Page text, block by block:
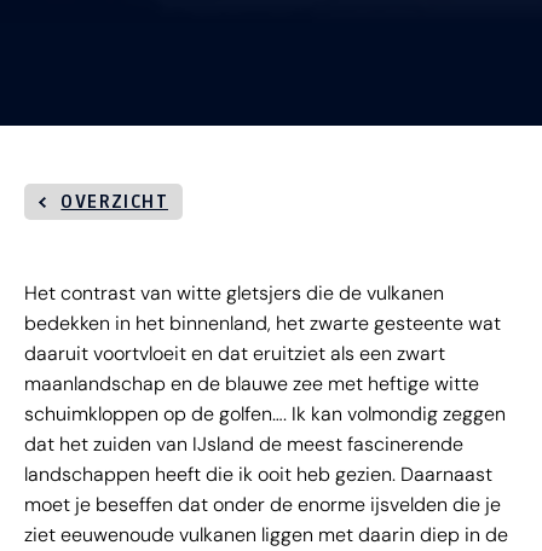
OVERZICHT
Het contrast van witte gletsjers die de vulkanen
bedekken in het binnenland, het zwarte gesteente wat
daaruit voortvloeit en dat eruitziet als een zwart
maanlandschap en de blauwe zee met heftige witte
schuimkloppen op de golfen…. Ik kan volmondig zeggen
dat het zuiden van IJsland de meest fascinerende
landschappen heeft die ik ooit heb gezien. Daarnaast
moet je beseffen dat onder de enorme ijsvelden die je
ziet eeuwenoude vulkanen liggen met daarin diep in de